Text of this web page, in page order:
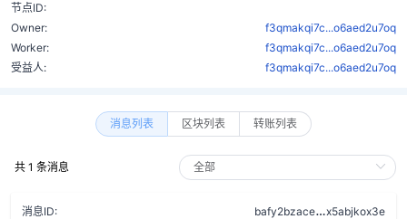
节点ID:
Owner:
f3qmakqi7c...o6aed2u7oq
Worker:
f3qmakqi7c...o6aed2u7oq
受益人:
f3qmakqi7c...o6aed2u7oq
消息列表 区块列表 转账列表
共 1 条消息
消息ID: bafy2bzace
x5abjkox3e